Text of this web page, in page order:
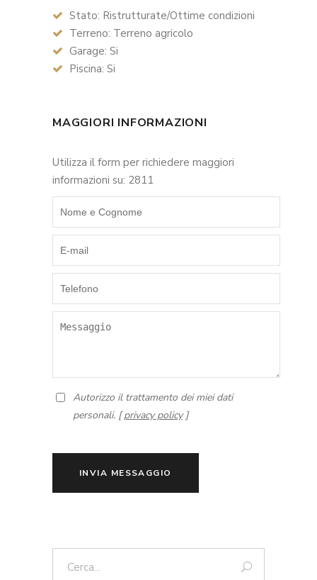
Stato: Ristrutturate/Ottime condizioni
Terreno: Terreno agricolo
Garage: Si
Piscina: Si
MAGGIORI INFORMAZIONI
Utilizza il form per richiedere maggiori
informazioni su: 2811
Autorizzo il trattamento dei miei dati
personali. [privacy policy]
INVIA MESSAGGIO